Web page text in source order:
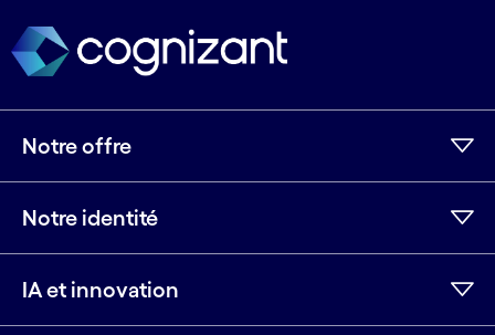
Notre offre
Notre identité
IA et innovation